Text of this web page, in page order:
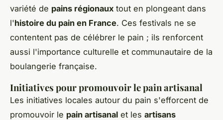
variété de pains régionaux tout en plongeant dans
l'histoire du pain en France. Ces festivals ne se
contentent pas de célébrer le pain ; ils renforcent
aussi l'importance culturelle et communautaire de la
boulangerie française.
Initiatives pour promouvoir le pain artisanal
Les initiatives locales autour du pain s'efforcent de
promouvoir le pain artisanal et les artisans